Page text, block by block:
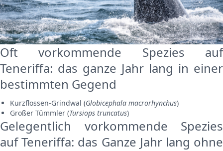
Oft vorkommende Spezies auf
Teneriffa: das ganze Jahr lang in einer
bestimmten Gegend
Kurzflossen-Grindwal (Globicephala macrorhynchus)
Großer Tümmler (Tursiops truncatus)
Gelegentlich vorkommende Spezies
auf Teneriffa: das Ganze Jahr lang ohne